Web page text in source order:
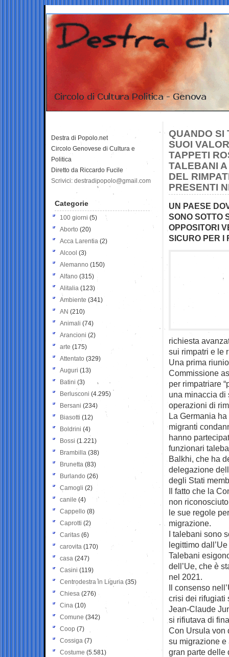
QUANDO SI
SUOI
TAPPETI
TALEBANI
DEL
PRESENTI
UN PAESE
SONO SOTTO
OPPOSITORI
SICURO PER I
richiesta
sui rimpatri e le
Una prima
Commissione
per rimpatriare
una minaccia di
operazioni di
La Germania
migranti
hanno
funzionari
Balkhi, che ha
delegazione
degli Stati
Il fatto che la
non
le sue regole
migrazione.
I talebani sono
legittimo
Talebani
dell’Ue, che è
nel 2021.
Il consenso
crisi dei rifugiati
Jean-Claude
si rifiutava di
Con Ursula von
su migrazione e
gran parte delle
Destra di Popolo.net
Circolo Genovese di Cultura e
Politica
Diretto da Riccardo Fucile
Scrivici: destradipopolo@gmail.com
Categorie
100 giorni (5)
Aborto (20)
Acca Larentia (2)
Alcool (3)
Alemanno (150)
Alfano (315)
Alitalia (123)
Ambiente (341)
AN (210)
Animali (74)
Arancioni (2)
arte (175)
Attentato (329)
Auguri (13)
Batini (3)
Berlusconi (4.295)
Bersani (234)
Biasotti (12)
Boldrini (4)
Bossi (1.221)
Brambilla (38)
Brunetta (83)
Burlando (26)
Camogli (2)
canile (4)
Cappello (8)
Caprotti (2)
Caritas (6)
carovita (170)
casa (247)
Casini (119)
Centrodestra in Liguria (35)
Chiesa (276)
Cina (10)
Comune (342)
Coop (7)
Cossiga (7)
Costume (5.581)